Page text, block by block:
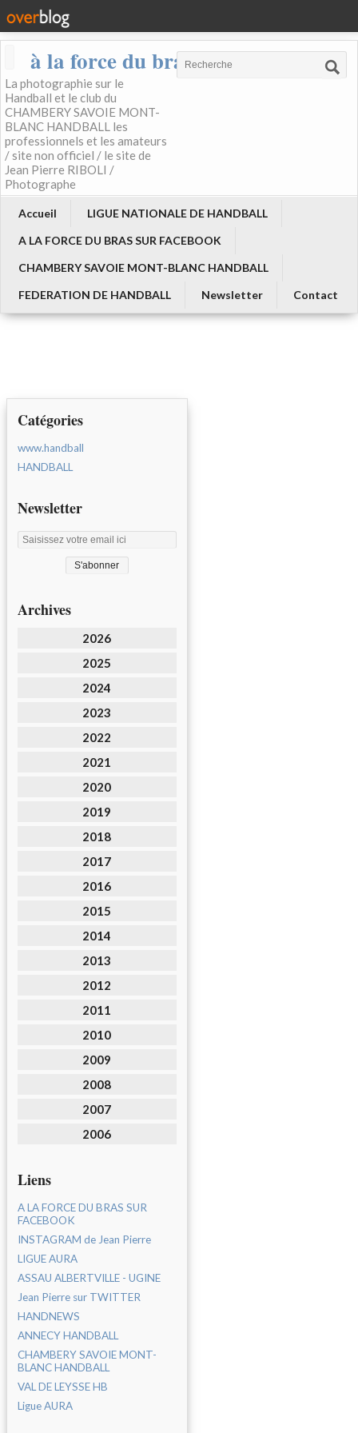
à la force du bras
La photographie sur le
Handball et le club du
CHAMBERY SAVOIE MONT-
BLANC HANDBALL les
professionnels et les amateurs
/ site non officiel / le site de
Jean Pierre RIBOLI /
Photographe
Accueil
LIGUE NATIONALE DE HANDBALL
A LA FORCE DU BRAS SUR FACEBOOK
CHAMBERY SAVOIE MONT-BLANC HANDBALL
FEDERATION DE HANDBALL
Newsletter Contact
Catégories
www.handball
HANDBALL
Newsletter
Archives
2026
2025
2024
2023
2022
2021
2020
2019
2018
2017
2016
2015
2014
2013
2012
2011
2010
2009
2008
2007
2006
Liens
A LA FORCE DU BRAS SUR
FACEBOOK
INSTAGRAM de Jean Pierre
LIGUE AURA
ASSAU ALBERTVILLE - UGINE
Jean Pierre sur TWITTER
HANDNEWS
ANNECY HANDBALL
CHAMBERY SAVOIE MONT-
BLANC HANDBALL
VAL DE LEYSSE HB
Ligue AURA